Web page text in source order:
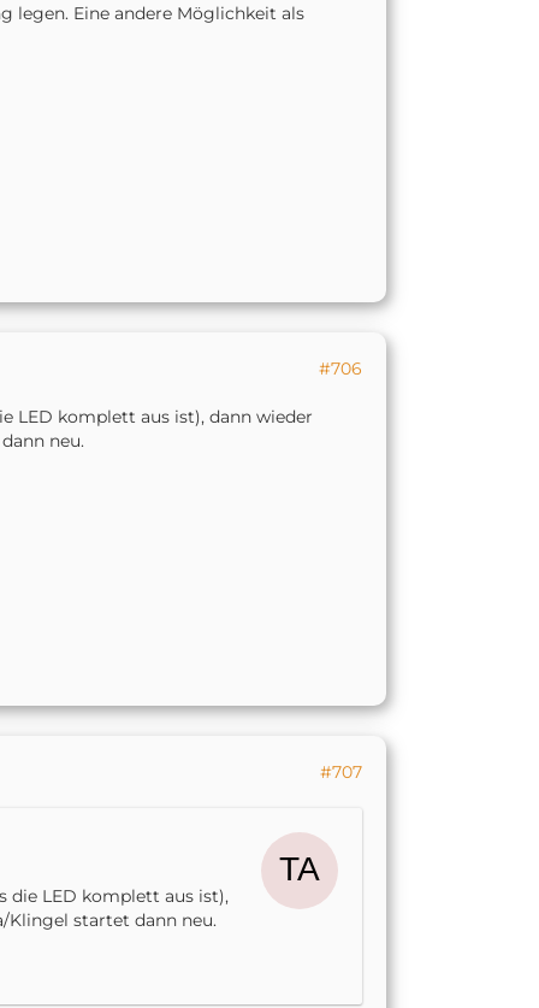
legen. Eine andere Möglichkeit als
#706
LED komplett aus ist), dann wieder
neu.
#707
die LED komplett aus ist),
Klingel startet dann neu.